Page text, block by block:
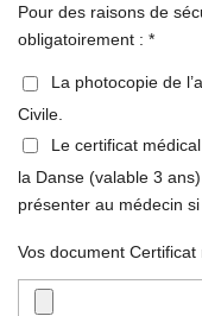
Pour des raisons de
obligatoirement : *
La photocopie de
Civile.
Le certificat
la Danse (valable 3
présenter au médecin
Vos document